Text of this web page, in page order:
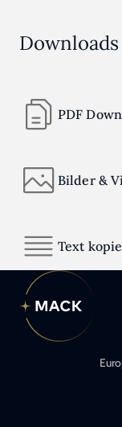
Downloads
PDF
Bilder &
Text